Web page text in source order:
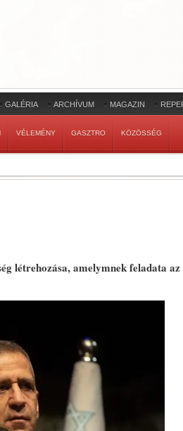
GALÉRIA ARCHÍVUM MAGAZIN
VÉLEMÉNY GASZTRO KÖZÖSSÉG
létrehozása, amelymnek feladata